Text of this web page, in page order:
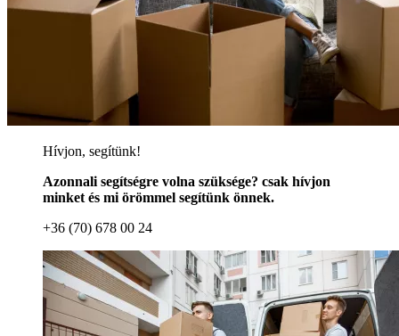
Hívjon, segítünk!
Azonnali segítségre volna szüksége? csak hívjon
minket és mi örömmel segítünk önnek.
+36 (70) 678 00 24